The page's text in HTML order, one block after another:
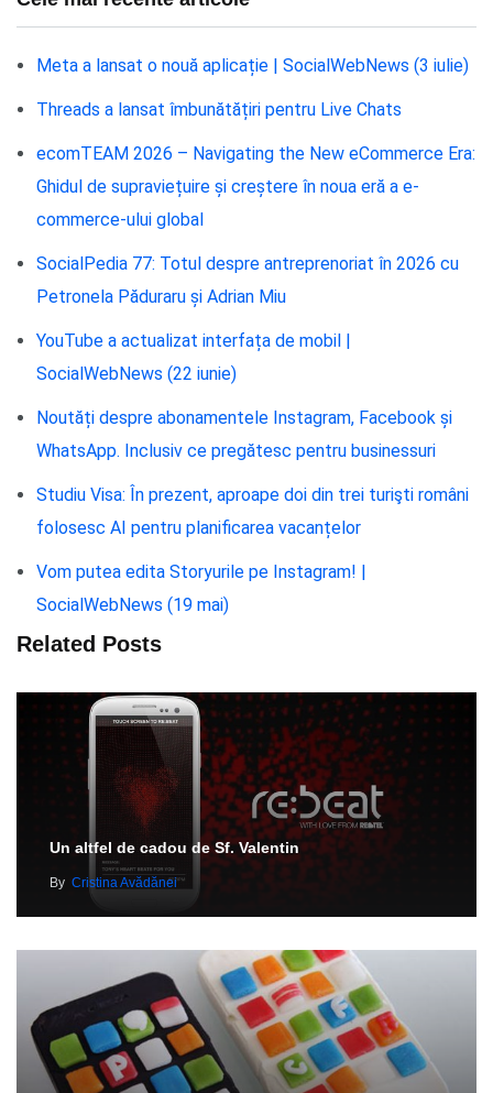
Meta a lansat o nouă aplicație | SocialWebNews (3 iulie)
Threads a lansat îmbunătățiri pentru Live Chats
ecomTEAM 2026 – Navigating the New eCommerce Era:
Ghidul de supraviețuire și creștere în noua eră a e-
commerce-ului global
SocialPedia 77: Totul despre antreprenoriat în 2026 cu
Petronela Păduraru și Adrian Miu
YouTube a actualizat interfața de mobil |
SocialWebNews (22 iunie)
Noutăți despre abonamentele Instagram, Facebook și
WhatsApp. Inclusiv ce pregătesc pentru businessuri
Studiu Visa: În prezent, aproape doi din trei turişti români
folosesc AI pentru planificarea vacanțelor
Vom putea edita Storyurile pe Instagram! |
SocialWebNews (19 mai)
Related Posts
Un altfel de cadou de Sf. Valentin
By Cristina Avădănei